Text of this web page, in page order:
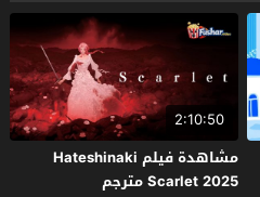
2:10:50
مشاهدة فيلم Hateshinaki
Scarlet 2025 مترجم